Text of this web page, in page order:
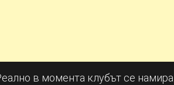
в момента клубът се